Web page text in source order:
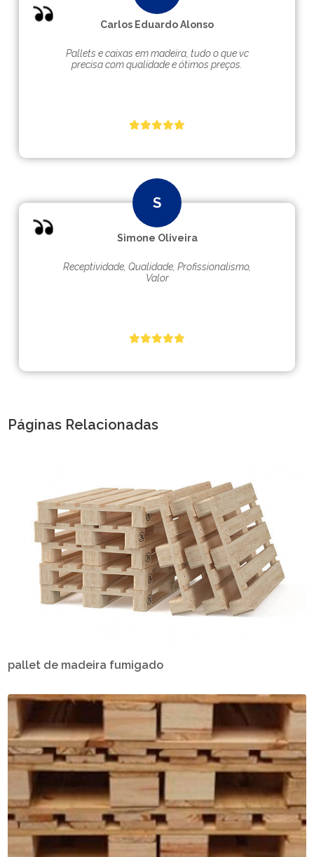
Carlos Eduardo Alonso
Pallets e caixas em madeira, tudo o que vc
precisa com qualidade e ótimos preços.
Simone Oliveira
Receptividade, Qualidade, Profissionalismo,
Valor
Páginas Relacionadas
pallet de madeira fumigado